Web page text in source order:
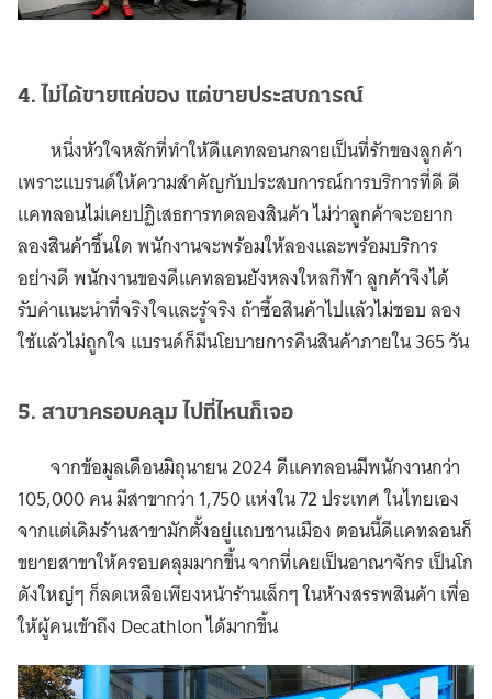
4. ไม่ได้ขายแค่ของ แต่ขายประสบการณ์
หนึ่งหัวใจหลักที่ทำให้ดีแคทลอนกลายเป็นที่รักของลูกค้า
เพราะแบรนด์ให้ความสำคัญกับประสบการณ์การบริการที่ดี ดี
แคทลอนไม่เคยปฏิเสธการทดลองสินค้า ไม่ว่าลูกค้าจะอยาก
ลองสินค้าชิ้นใด พนักงานจะพร้อมให้ลองและพร้อมบริการ
อย่างดี พนักงานของดีแคทลอนยังหลงใหลกีฬา ลูกค้าจึงได้
รับคำแนะนำที่จริงใจและรู้จริง ถ้าซื้อสินค้าไปแล้วไม่ชอบ ลอง
ใช้แล้วไม่ถูกใจ แบรนด์ก็มีนโยบายการคืนสินค้าภายใน 365 วัน
5. สาขาครอบคลุม ไปที่ไหนก็เจอ
จากข้อมูลเดือนมิถุนายน 2024 ดีแคทลอนมีพนักงานกว่า
105,000 คน มีสาขากว่า 1,750 แห่งใน 72 ประเทศ ในไทยเอง
จากแต่เดิมร้านสาขามักตั้งอยู่แถบชานเมือง ตอนนี้ดีแคทลอนก็
ขยายสาขาให้ครอบคลุมมากขึ้น จากที่เคยเป็นอาณาจักร เป็นโก
ดังใหญ่ๆ ก็ลดเหลือเพียงหน้าร้านเล็กๆ ในห้างสรรพสินค้า เพื่อ
ให้ผู้คนเข้าถึง Decathlon ได้มากขึ้น